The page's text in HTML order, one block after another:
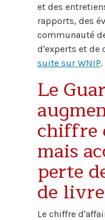
et des
rapports, des
communauté
d'experts et de
suite sur WNIP.
Le
chiffre
mais
perte
de
Le chiffre